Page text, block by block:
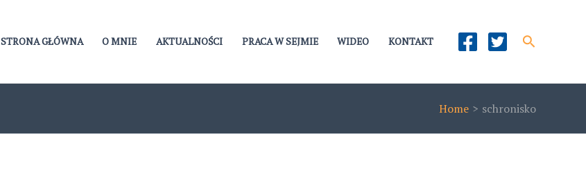
STRONA GŁÓWNA O MNIE AKTUALNOŚCI PRACA W SEJMIE WIDEO KONTAKT Szukaj
Home schronisko